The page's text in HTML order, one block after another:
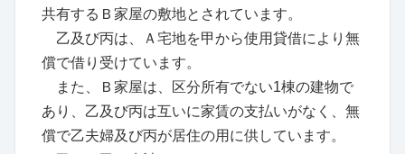
共有するＢ家屋の敷地とされています。
乙及び丙は、Ａ宅地を甲から使用貸借により無
償で借り受けています。
また、Ｂ家屋は、区分所有でない1棟の建物で
あり、乙及び丙は互いに家賃の支払いがなく、無
償で乙夫婦及び丙が居住の用に供しています。